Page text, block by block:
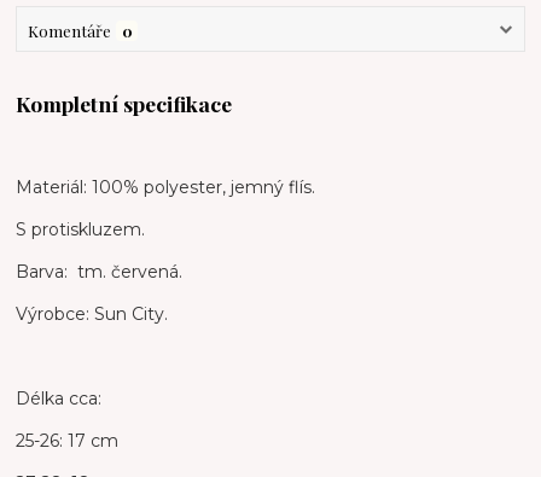
Komentáře 0
Kompletní specifikace
Materiál: 100% polyester, jemný flís.
S protiskluzem.
Barva: tm. červená.
Výrobce: Sun City.
Délka cca:
25-26: 17 cm